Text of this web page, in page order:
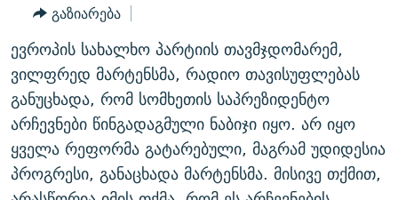
60 ᲓᲔᲪᲘᲑᲔᲚᲘ
ᲒᲐᲜᲙᲘᲗᲮᲕᲘᲡ ᲓᲦᲔ
ᲓᲘᲚᲘᲡ ᲡᲐᲣᲑᲠᲔᲑᲘ
ᲛᲝᲚᲐᲞᲐᲠᲐᲙᲔ ᲢᲔᲥᲡᲢᲔᲑᲘ
ᲨᲘᲜ - ᲣᲪᲮᲝᲔᲗᲨᲘ
ᲤᲔᲜᲝᲕᲐᲜᲘ - 2.10
ᲗᲥᲕᲔᲜᲘ ᲞᲣᲑᲚᲘᲙᲐᲪᲘᲔᲑᲘ
ᲞᲠᲝᲔᲥᲢᲔᲑᲘ
ᲣᲙᲠᲐᲘᲜᲐᲨᲘ ᲓᲐᲦᲣᲞᲣᲚᲘ ᲥᲐᲠᲗᲕᲔᲚᲘ ᲛᲔᲑᲠᲫᲝᲚᲔᲑᲘ - 2022
ᲓᲐᲛᲝᲣᲙᲘᲓᲔᲑᲚᲝᲑᲘᲡ 100 ᲬᲔᲚᲘ
ᲩᲔᲛᲘ ᲡᲘᲙᲕᲓᲘᲚᲘᲡ ᲛᲘᲖᲔᲖᲘᲐ COVID-19
11 ᲬᲔᲚᲘ - 11 ᲐᲛᲑᲐᲕᲘ
ЭХО КАВКАЗА
ᲒᲐᲛᲝᲘᲬᲔᲠᲔ
გაზიარება
ევროპის სახალხო პარტიის თავმჯდომარემ,
ვილფრედ მარტენსმა, რადიო თავისუფლებას
განუცხადა, რომ სომხეთის საპრეზიდენტო
არჩევნები წინგადაგმული ნაბიჯი იყო. არ იყო
ყველა რეფორმა გატარებული, მაგრამ უდიდესია
პროგრესი, განაცხადა მარტენსმა. მისივე თქმით,